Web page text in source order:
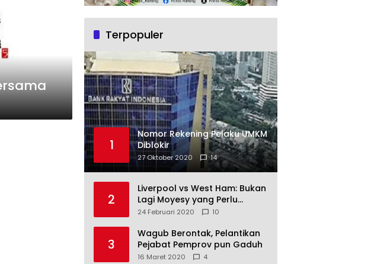
Terpopuler
1
Nomor Rekening Pelaku UMKM
Diblokir
27 Oktober 2020 14
2
Liverpool vs West Ham: Bukan
Lagi Moyesy yang Perlu
Ditakuti
24 Februari 2020 10
3
Wagub Berontak, Pelantikan
Pejabat Pemprov pun Gaduh
16 Maret 2020 4